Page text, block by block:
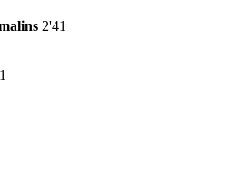
2'41